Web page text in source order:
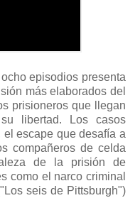
episodios presenta
más elaborados del
prisioneros que llegan
libertad. Los casos
escape que desafía a
compañeros de celda
de la prisión de
como el narco criminal
seis de Pittsburgh")